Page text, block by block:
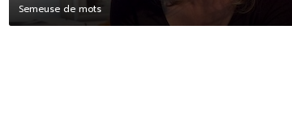
Semeuse de mots